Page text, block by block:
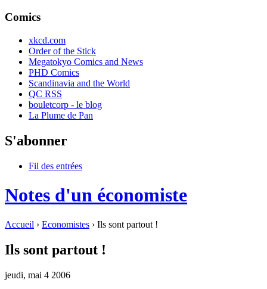
Comics
xkcd.com
Order of the Stick
Megatokyo Comics and News
PHD Comics
Scandinavia and the World
QC RSS
bouletcorp - le blog
La Plume de Pan
S'abonner
Fil des entrées
Notes d'un économiste
Accueil › Economistes › Ils sont partout !
Ils sont partout !
jeudi, mai 4 2006